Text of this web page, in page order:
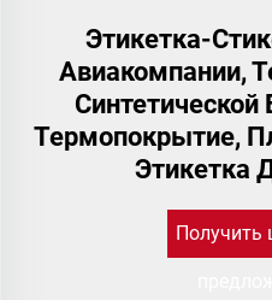
Этикетка-
Авиакомпании,
Термопокрытие,
Этикетка
Получить